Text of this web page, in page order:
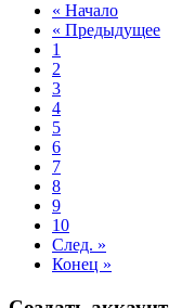
« Начало
« Предыдущее
1
2
3
4
5
6
7
8
9
10
След. »
Конец »